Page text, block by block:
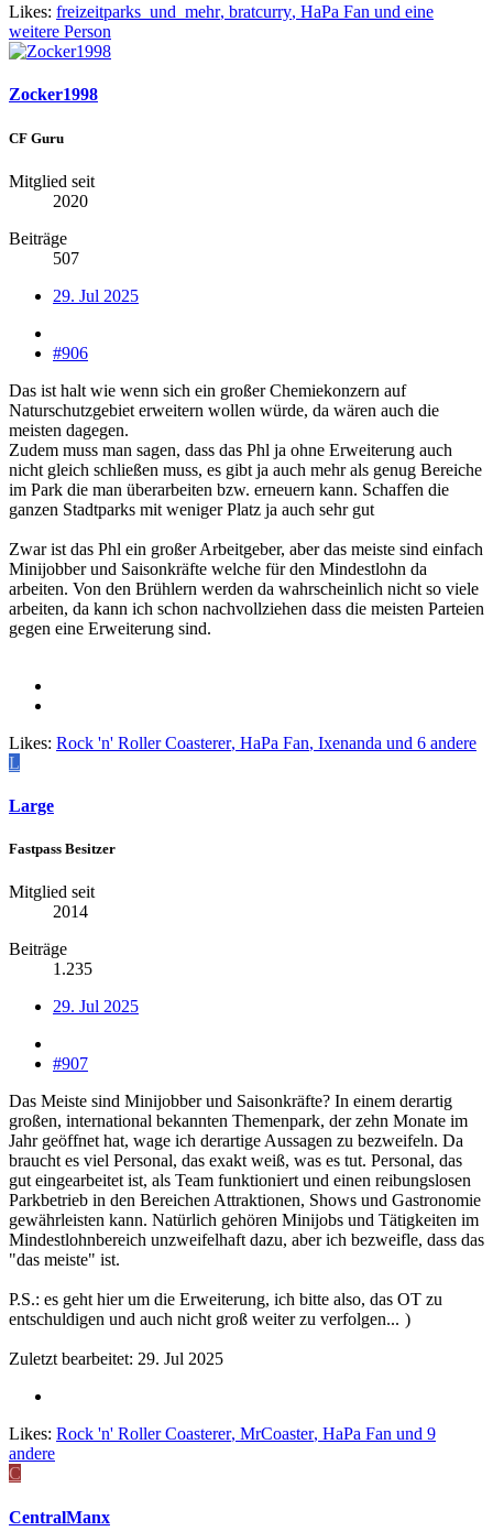
Likes: freizeitparks_und_mehr, bratcurry, HaPa Fan und eine
weitere Person
Zocker1998
CF Guru
Mitglied seit
2020
Beiträge
507
29. Jul 2025
#906
Das ist halt wie wenn sich ein großer Chemiekonzern auf
Naturschutzgebiet erweitern wollen würde, da wären auch die
meisten dagegen.
Zudem muss man sagen, dass das Phl ja ohne Erweiterung auch
nicht gleich schließen muss, es gibt ja auch mehr als genug Bereiche
im Park die man überarbeiten bzw. erneuern kann. Schaffen die
ganzen Stadtparks mit weniger Platz ja auch sehr gut
Zwar ist das Phl ein großer Arbeitgeber, aber das meiste sind einfach
Minijobber und Saisonkräfte welche für den Mindestlohn da
arbeiten. Von den Brühlern werden da wahrscheinlich nicht so viele
arbeiten, da kann ich schon nachvollziehen dass die meisten Parteien
gegen eine Erweiterung sind.
Likes: Rock 'n' Roller Coasterer, HaPa Fan, Ixenanda und 6 andere
L
Large
Fastpass Besitzer
Mitglied seit
2014
Beiträge
1.235
29. Jul 2025
#907
Das Meiste sind Minijobber und Saisonkräfte? In einem derartig
großen, international bekannten Themenpark, der zehn Monate im
Jahr geöffnet hat, wage ich derartige Aussagen zu bezweifeln. Da
braucht es viel Personal, das exakt weiß, was es tut. Personal, das
gut eingearbeitet ist, als Team funktioniert und einen reibungslosen
Parkbetrieb in den Bereichen Attraktionen, Shows und Gastronomie
gewährleisten kann. Natürlich gehören Minijobs und Tätigkeiten im
Mindestlohnbereich unzweifelhaft dazu, aber ich bezweifle, dass das
"das meiste" ist.
P.S.: es geht hier um die Erweiterung, ich bitte also, das OT zu
entschuldigen und auch nicht groß weiter zu verfolgen... )
Zuletzt bearbeitet: 29. Jul 2025
Likes: Rock 'n' Roller Coasterer, MrCoaster, HaPa Fan und 9
andere
C
CentralManx